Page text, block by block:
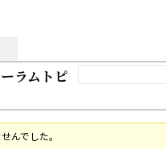
ラムトピ
んでした。